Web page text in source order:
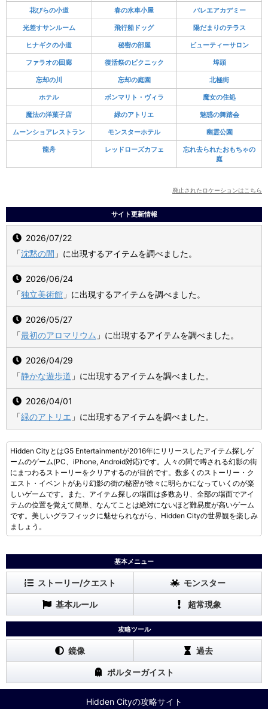
花びらの小道 春の水車小屋 バレエアカデミー
光差すサンルーム 飛行船ドッグ 陽だまりのテラス
ヒナギクの小道 秘密の部屋 ビューティーサロン
ファラオの回廊 復活祭のピクニック 埠頭
忘却の川 忘却の庭園 北極街
ホテル ボンマリト・ヴィラ 魔女の住処
魔法の洋菓子店 緑のアトリエ 魅惑の舞踏会
ムーンショアレストラン モンスターホテル 幽霊公園
龍舟 レッドローズカフェ
忘れ去られたおもちゃの
庭
廃止されたロケーションはこちら
サイト更新情報
2026/07/22
「沈黙の間 」に出現するアイテムを調べました。
2026/06/24
「独立美術館 」に出現するアイテムを調べました。
2026/05/27
「最初のアロマリウム 」に出現するアイテムを調べました。
2026/04/29
「静かな遊歩道 」に出現するアイテムを調べました。
2026/04/01
「緑のアトリエ 」に出現するアイテムを調べました。
Hidden CityとはG5 Entertainmentが2016年にリリースしたアイテム探しゲ
ームのゲーム(PC、iPhone, Android対応)です。人々の間で噂される幻影の街
にまつわるストーリーをクリアするのが目的です。数多くのストーリー・ク
エスト・イベントがあり幻影の街の秘密が徐々に明らかになっていくのが楽
しいゲームです。また、アイテム探しの場面は多数あり、全部の場面でアイ
テムの位置を覚えて簡単、なんてことは絶対にないほど難易度が高いゲーム
です。美しいグラフィックに魅せられながら、Hidden Cityの世界観を楽しみ
ましょう。
基本メニュー
ストーリー/クエスト モンスター
基本ルール 超常現象
攻略ツール
鏡像 過去
ポルターガイスト
Hidden Cityの攻略サイト